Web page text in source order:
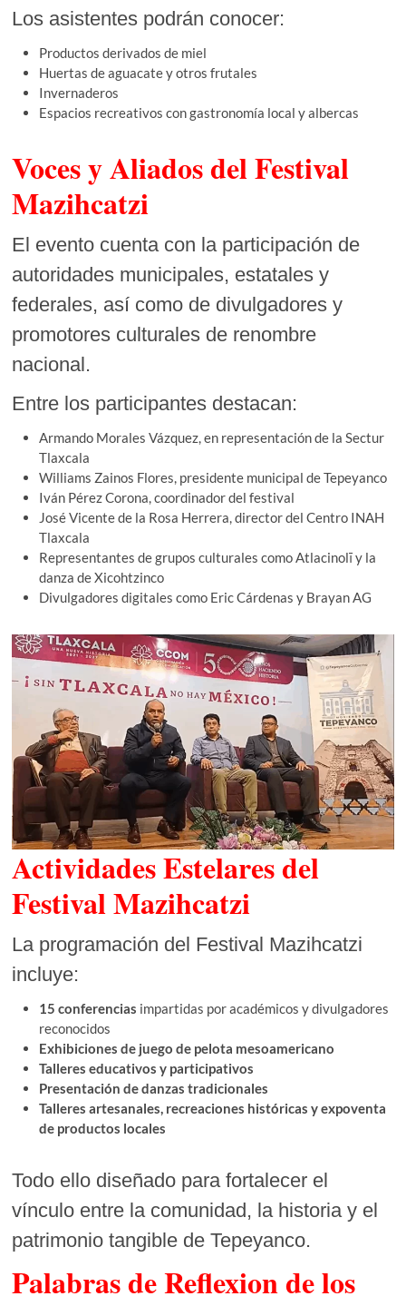
Los asistentes podrán conocer:
Productos derivados de miel
Huertas de aguacate y otros frutales
Invernaderos
Espacios recreativos con gastronomía local y albercas
Voces y Aliados del Festival
Mazihcatzi
El evento cuenta con la participación de
autoridades municipales, estatales y
federales, así como de divulgadores y
promotores culturales de renombre
nacional.
Entre los participantes destacan:
Armando Morales Vázquez, en representación de la Sectur
Tlaxcala
Williams Zainos Flores, presidente municipal de Tepeyanco
Iván Pérez Corona, coordinador del festival
José Vicente de la Rosa Herrera, director del Centro INAH
Tlaxcala
Representantes de grupos culturales como Atlacinolī y la
danza de Xicohtzinco
Divulgadores digitales como Eric Cárdenas y Brayan AG
Actividades Estelares del
Festival Mazihcatzi
La programación del Festival Mazihcatzi
incluye:
15 conferencias impartidas por académicos y divulgadores
reconocidos
Exhibiciones de juego de pelota mesoamericano
Talleres educativos y participativos
Presentación de danzas tradicionales
Talleres artesanales, recreaciones históricas y expoventa
de productos locales
Todo ello diseñado para fortalecer el
vínculo entre la comunidad, la historia y el
patrimonio tangible de Tepeyanco.
Palabras de Reflexion de los